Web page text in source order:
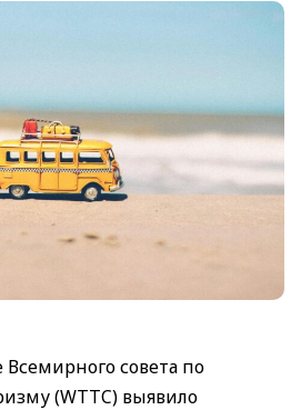
совета по
(WTTC) выявило